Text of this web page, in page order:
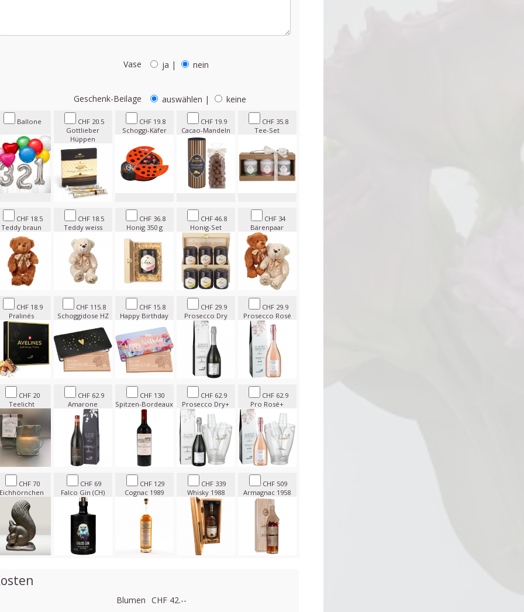
Vase ja | nein
Geschenk-Beilage auswählen | keine
Ballone
CHF 20.5
Gottlieber
Hüppen
CHF 19.8
Schoggi-Käfer
CHF 19.9
Cacao-Mandeln
CHF 35.8
Tee-Set
CHF 18.5
Teddy braun
CHF 18.5
Teddy weiss
CHF 36.8
Honig 350 g
CHF 46.8
Honig-Set
CHF 34
Bärenpaar
CHF 18.9
Pralinés
CHF 115.8
Schoggidose HZ
CHF 15.8
Happy Birthday
CHF 29.9
Prosecco Dry
CHF 29.9
Prosecco Rosé
CHF 20
Teelicht
CHF 62.9
Amarone
CHF 130
Spitzen-Bordeaux
CHF 62.9
Prosecco Dry+
CHF 62.9
Pro Rosé+
CHF 70
CHF 69
Falco Gin (CH)
CHF 129
Cognac 1989
CHF 339
Whisky 1988
CHF 509
Armagnac 1958
Blumen CHF 42.--